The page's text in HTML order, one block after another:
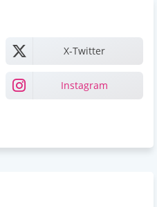
X-Twitter
Instagram